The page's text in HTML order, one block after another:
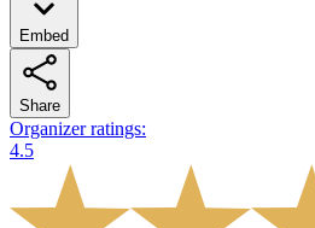
Embed
Share
Organizer ratings:
4.5